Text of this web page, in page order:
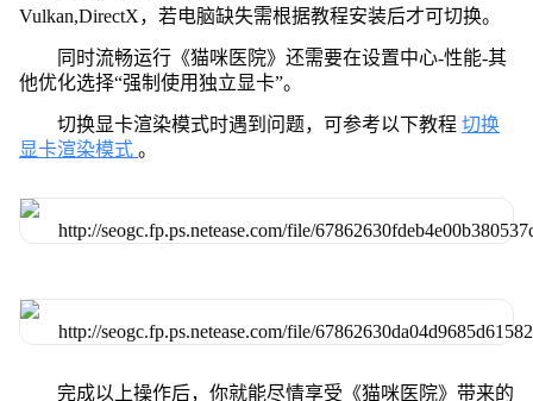
Vulkan,DirectX，若电脑缺失需根据教程安装后才可切换。
同时流畅运行《猫咪医院》还需要在设置中心-性能-其
他优化选择“强制使用独立显卡”。
切换显卡渲染模式时遇到问题，可参考以下教程 切换
显卡渲染模式 。
完成以上操作后，你就能尽情享受《猫咪医院》带来的